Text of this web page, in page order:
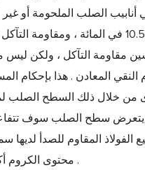
الصلب الملحومة أو غير
المنتجات ، بما في ذلك لمحات ، والحانات ، والأسلاك ، المسبوكات . عند إضافة
مقاومة التآكل ، ولكن
المعادن . هذا بإحكام
من خلال ذلك السطح الصلب
، يتعرض سطح الصلب سوف
المقاوم للصدأ لديها
محتوى الكروم أكثر من 10.5 في المائة .